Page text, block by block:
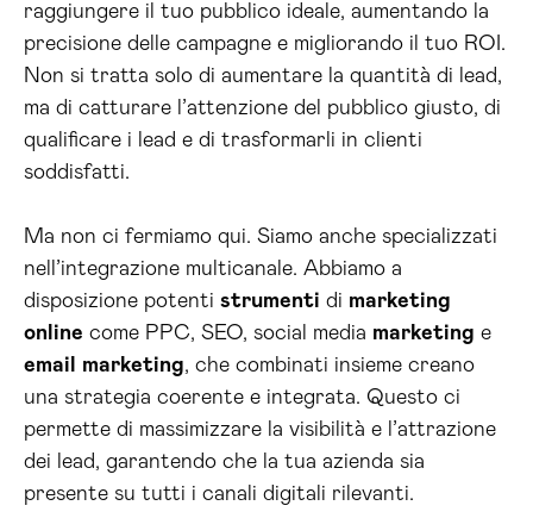
raggiungere il tuo pubblico ideale, aumentando la
precisione delle campagne e migliorando il tuo ROI.
Non si tratta solo di aumentare la quantità di lead,
ma di catturare l’attenzione del pubblico giusto, di
qualificare i lead e di trasformarli in clienti
soddisfatti.
Ma non ci fermiamo qui. Siamo anche specializzati
nell’integrazione multicanale. Abbiamo a
disposizione potenti strumenti di marketing
online come PPC, SEO, social media marketing e
email
marketing, che combinati insieme creano
una strategia coerente e integrata. Questo ci
permette di massimizzare la visibilità e l’attrazione
dei lead, garantendo che la tua azienda sia
presente su tutti i canali digitali rilevanti.